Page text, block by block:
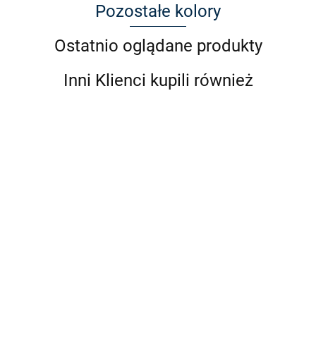
Pozostałe kolory
Ostatnio oglądane produkty
Inni Klienci kupili również